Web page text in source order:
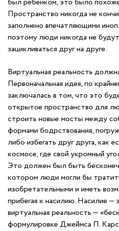
был ребенком, это было
Пространство никогда не
заполнено впечатляющими
поэтому люди никогда не
зацикливаться друг на друге.
Виртуальная реальность
Первоначальная идея, по
заключалась в том, что это
открытое пространство для
строить новые мосты между
формами бодрствования,
либо избегать друг друга, как
космосе, где свой укромный
Это должен был быть
котором люди могли бы
изобретательными и иметь
прибегая к насилию. Насилие —
виртуальная реальность —
формулировке Джеймса П.